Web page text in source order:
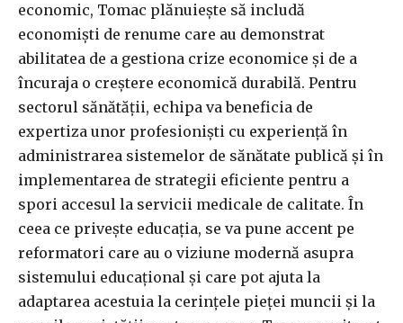
economic, Tomac plănuiește să includă
economiști de renume care au demonstrat
abilitatea de a gestiona crize economice și de a
încuraja o creștere economică durabilă. Pentru
sectorul sănătății, echipa va beneficia de
expertiza unor profesioniști cu experiență în
administrarea sistemelor de sănătate publică și în
implementarea de strategii eficiente pentru a
spori accesul la servicii medicale de calitate. În
ceea ce privește educația, se va pune accent pe
reformatori care au o viziune modernă asupra
sistemului educațional și care pot ajuta la
adaptarea acestuia la cerințele pieței muncii și la